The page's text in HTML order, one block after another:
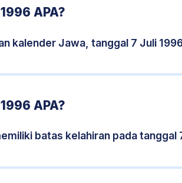
APA?
kalender Jawa, tanggal 7 Juli
APA?
batas kelahiran pada